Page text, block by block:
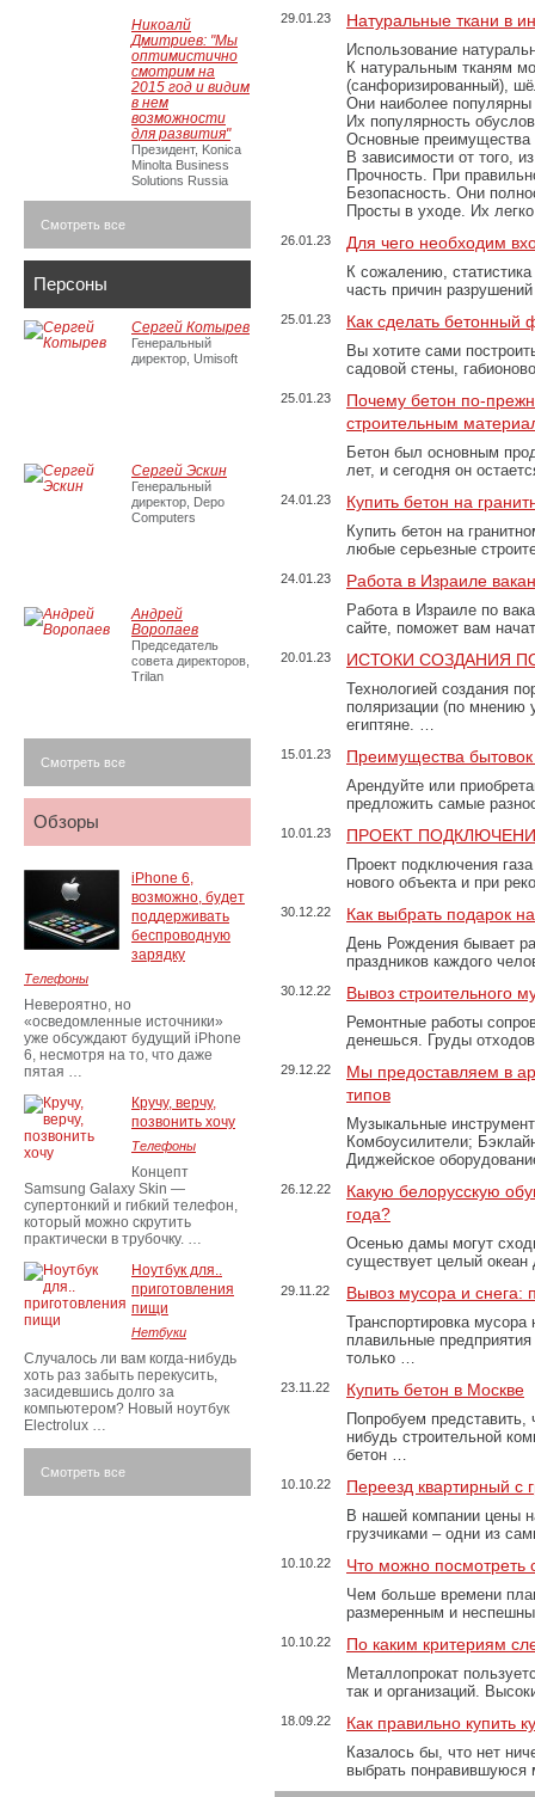
29.01.23 Натуральные ткани в
Использование
К натуральным тканям
(санфоризированный),
Они наиболее популярны
Их популярность
Основные преимущества
В зависимости от того,
Прочность. При
Безопасность. Они
Просты в уходе. Их
26.01.23 Для чего необходим
К сожалению,
часть причин
25.01.23 Как сделать бетонный
Вы хотите сами
садовой стены,
25.01.23
Почему бетон по-
строительным
Бетон был основным
лет, и сегодня он
24.01.23 Купить бетон на
Купить бетон на
любые серьезные
24.01.23 Работа в Израиле
Работа в Израиле по
сайте, поможет вам
20.01.23 ИСТОКИ СОЗДАНИЯ
Технологией создания
поляризации (по
египтяне. …
15.01.23 Преимущества
Арендуйте или
предложить самые
10.01.23 ПРОЕКТ
Проект подключения
нового объекта и при
30.12.22 Как выбрать подарок
День Рождения бывает
праздников каждого
30.12.22 Вывоз строительного
Ремонтные работы
денешься. Груды
29.12.22
Мы предоставляем в
типов
Музыкальные
Комбоусилители;
Диджейское
26.12.22
Какую белорусскую
года?
Осенью дамы могут
существует целый
29.11.22 Вывоз мусора и
Транспортировка
плавильные
только …
23.11.22 Купить бетон в Москве
Попробуем представить,
нибудь строительной
бетон …
10.10.22 Переезд квартирный с
В нашей компании цены
грузчиками – одни из
10.10.22 Что можно посмотреть
Чем больше времени
размеренным и
10.10.22 По каким критериям
Металлопрокат
так и организаций.
18.09.22 Как правильно купить
Казалось бы, что нет
выбрать
Никоалй
Дмитриев: "Мы
оптимистично
смотрим на
2015 год и видим
в нем
возможности
для развития"
Президент, Konica
Minolta Business
Solutions Russia
Смотреть все
Персоны
Сергей Котырев
Генеральный
директор, Umisoft
Сергей Эскин
Генеральный
директор, Depo
Computers
Андрей
Воропаев
Председатель
совета директоров,
Trilan
Смотреть все
Обзоры
iPhone 6,
возможно, будет
поддерживать
беспроводную
зарядку
Телефоны
Невероятно, но
«осведомленные источники»
уже обсуждают будущий iPhone
6, несмотря на то, что даже
пятая …
Кручу, верчу,
позвонить хочу
Телефоны
Концепт
Samsung Galaxy Skin —
супертонкий и гибкий телефон,
который можно скрутить
практически в трубочку. …
Ноутбук для..
приготовления
пищи
Нетбуки
Случалось ли вам когда-нибудь
хоть раз забыть перекусить,
засидевшись долго за
компьютером? Новый ноутбук
Electrolux …
Смотреть все